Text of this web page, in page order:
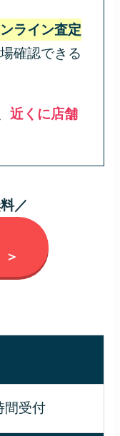
ライン査定
確認できる
近くに店舗
／
間受付